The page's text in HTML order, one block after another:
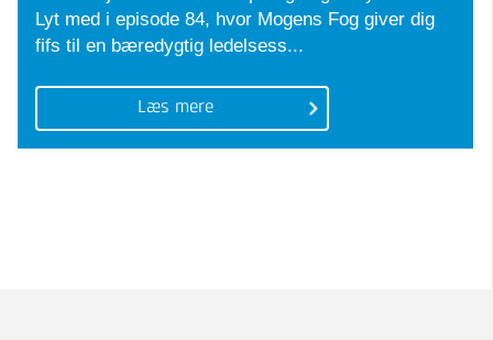
Lyt med i episode 84, hvor Mogens Fog giver dig
fifs til en bæredygtig ledelsess...
Læs mere